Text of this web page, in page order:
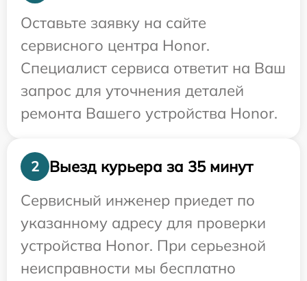
Оставьте заявку на сайте
сервисного центра Honor.
Специалист сервиса ответит на Ваш
запрос для уточнения деталей
ремонта Вашего устройства Honor.
2
Выезд курьера за 35 минут
Сервисный инженер приедет по
указанному адресу для проверки
устройства Honor. При серьезной
неисправности мы бесплатно